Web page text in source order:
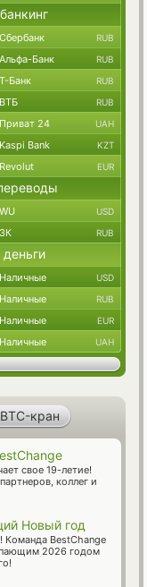
Сбербанк RUB
Альфа-Банк RUB
Т-Банк RUB
ВТБ RUB
Приват 24 UAH
Kaspi Bank KZT
Revolut EUR
WU USD
ЗК RUB
Наличные USD
Наличные RUB
Наличные EUR
Наличные UAH
BTC-кран
свое 19-летие!
коллег и
Новый год
Команда BestChange
2026 годом